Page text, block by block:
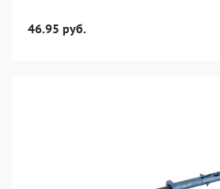
46.95 руб.